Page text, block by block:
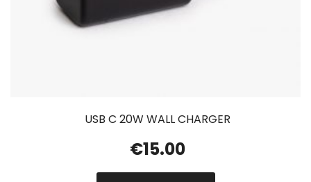
USB C 20W WALL CHARGER
€15.00